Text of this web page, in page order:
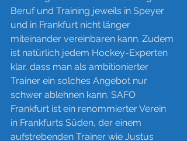
Beruf und Training jeweils in Speyer
und in Frankfurt nicht länger
miteinander vereinbaren kann. Zudem
ist natürlich jedem Hockey-Experten
klar, dass man als ambitionierter
Trainer ein solches Angebot nur
schwer ablehnen kann. SAFO
Frankfurt ist ein renommierter Verein
in Frankfurts Süden, der einem
aufstrebenden Trainer wie Justus